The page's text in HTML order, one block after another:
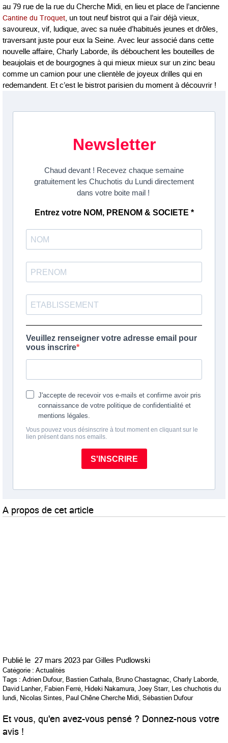
au 79 rue de la rue du Cherche Midi, en lieu et place de l’ancienne
Cantine du Troquet , un tout neuf bistrot qui a l’air déjà vieux,
savoureux, vif, ludique, avec sa nuée d’habitués jeunes et drôles,
traversant juste pour eux la Seine. Avec leur associé dans cette
nouvelle affaire, Charly Laborde, ils débouchent les bouteilles de
beaujolais et de bourgognes à qui mieux mieux sur un zinc beau
comme un camion pour une clientèle de joyeux drilles qui en
redemandent. Et c’est le bistrot parisien du moment à découvrir !
A propos de cet article
Publié le 27 mars 2023 par Gilles Pudlowski
Catégorie : Actualités
Tags : Adrien Dufour, Bastien Cathala Bruno Chastagnac Charly Laborde
David Lanher, Fabien Ferré Hideki Nakamura Joey Starr,
Les chuchotis du
lundi
Nicolas Sintes Paul Chêne Cherche Midi Sébastien Dufour
Et vous, qu'en avez-vous pensé ? Donnez-nous votre
avis !